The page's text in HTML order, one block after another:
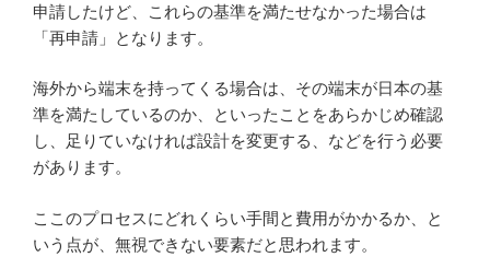
申請したけど、これらの基準を満たせなかった場合は
「再申請」となります。
海外から端末を持ってくる場合は、その端末が日本の基
準を満たしているのか、といったことをあらかじめ確認
し、足りていなければ設計を変更する、などを行う必要
があります。
ここのプロセスにどれくらい手間と費用がかかるか、と
いう点が、無視できない要素だと思われます。